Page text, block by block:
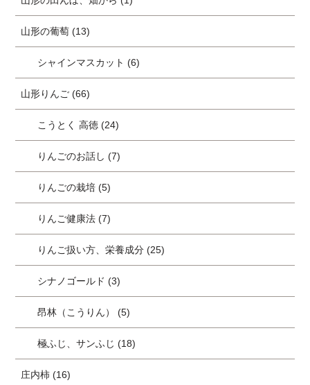
山形の葡萄 (13)
シャインマスカット (6)
山形りんご (66)
こうとく 高徳 (24)
りんごのお話し (7)
りんごの栽培 (5)
りんご健康法 (7)
りんご扱い方、栄養成分 (25)
シナノゴールド (3)
昂林（こうりん） (5)
極ふじ、サンふじ (18)
庄内柿 (16)